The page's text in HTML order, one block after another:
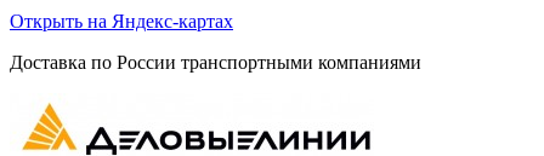
Открыть на Яндекс-картах
Доставка по России транспортными компаниями